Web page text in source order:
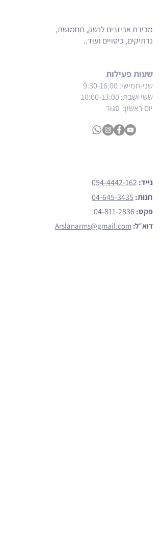
מכירת אביזרים לנשק, תחמושת,
נרתיקים, כיסויים ועוד..
שעות פעילות
שני-חמישי: 9:30-16:00
ששי ושבת: 10:00-13:00
יום ראשון: סגור
נייד: 054-4442-162
חנות: 04-645-3435
פקס:04-811-2836
דוא״ל: Arslanarms@gmail.com